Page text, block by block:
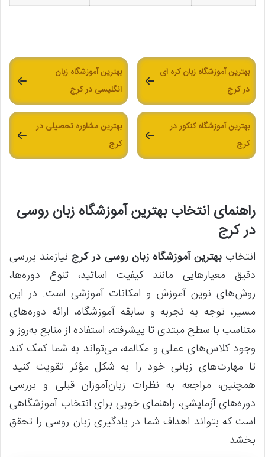
بهترین آموزشگاه زبان کره ای
در کرج
بهترین آموزشگاه زبان
انگلیسی در کرج
بهترین آموزشگاه کنکور در
کرج
بهترین مشاوره تحصیلی در
کرج
راهنمای انتخاب بهترین آموزشگاه زبان روسی
در کرج
انتخاب بهترین آموزشگاه زبان روسی در کرجنیازمند بررسی
دقیق معیارهایی مانند کیفیت اساتید، تنوع دوره‌ها،
روش‌های نوین آموزش و امکانات آموزشی است. در این
مسیر، توجه به تجربه و سابقه آموزشگاه، ارائه دوره‌های
متناسب با سطح مبتدی تا پیشرفته، استفاده از منابع به‌روز و
وجود کلاس‌های عملی و مکالمه، می‌تواند به شما کمک کند
تا مهارت‌های زبانی خود را به شکل مؤثر تقویت کنید.
همچنین، مراجعه به نظرات زبان‌آموزان قبلی و بررسی
دوره‌های آزمایشی، راهنمای خوبی برای انتخاب آموزشگاهی
است که بتواند اهداف شما در یادگیری زبان روسی را تحقق
بخشد.